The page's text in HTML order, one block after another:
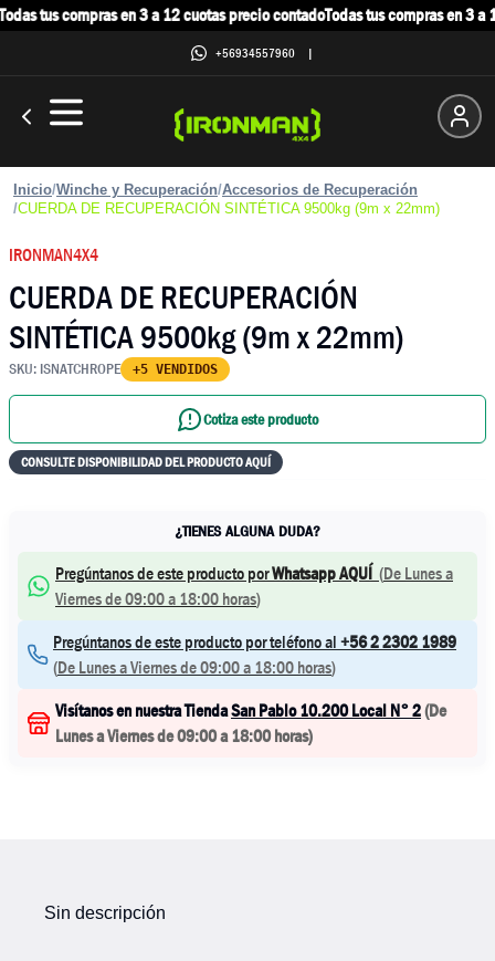
tus compras en 3 a 12 cuotas precio contadoTodas tus compras en 3 a
+56934557960 |
Inicio/Winche y Recuperación/Accesorios de Recuperación
/CUERDA DE RECUPERACIÓN SINTÉTICA 9500kg (9m x 22mm)
IRONMAN4X4
CUERDA DE RECUPERACIÓN
SINTÉTICA 9500kg (9m x 22mm)
SKU: ISNATCHROPE +5 VENDIDOS
Cotiza este producto
CONSULTE DISPONIBILIDAD DEL PRODUCTO AQUÍ
¿TIENES ALGUNA DUDA?
Pregúntanos de este producto porWhatsapp AQUÍ (De Lunes a
Viernes de 09:00 a 18:00 horas)
Pregúntanos de este producto por teléfono al+56 2 2302 1989
(De Lunes a Viernes de 09:00 a 18:00 horas)
Visítanos en nuestra TiendaSan Pablo 10.200 Local N° 2(De
Lunes a Viernes de 09:00 a 18:00 horas)
Sin descripción